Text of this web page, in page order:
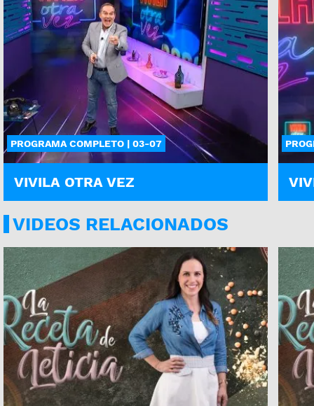
PROGRAMA COMPLETO | 03-07
VIVILA OTRA VEZ
VIDEOS RELACIONADOS